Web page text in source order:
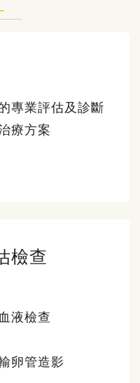
專業評估及診斷
療方案
檢查
液檢查
卵管造影